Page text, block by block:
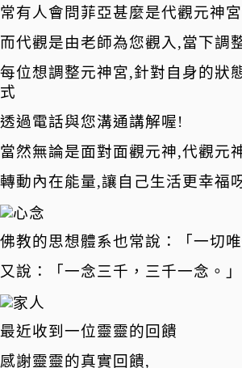
常有人會問菲亞甚麼是代觀元神
而代觀是由老師為您觀入,當下調
每位想調整元神宮,針對自身的狀
式
透過電話與您溝通講解喔!
當然無論是面對面觀元神,代觀元
轉動內在能量,讓自己生活更幸福
佛教的思想體系也常說：「一切唯
又說：「一念三千，三千一念。」
最近收到一位靈靈的回饋
感謝靈靈的真實回饋,